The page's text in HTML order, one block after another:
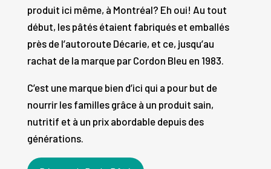
produit ici même, à Montréal? Eh oui! Au tout
début, les pâtés étaient fabriqués et emballés
près de l’autoroute Décarie, et ce, jusqu’au
rachat de la marque par Cordon Bleu en 1983.
C’est une marque bien d’ici qui a pour but de
nourrir les familles grâce à un produit sain,
nutritif et à un prix abordable depuis des
générations.